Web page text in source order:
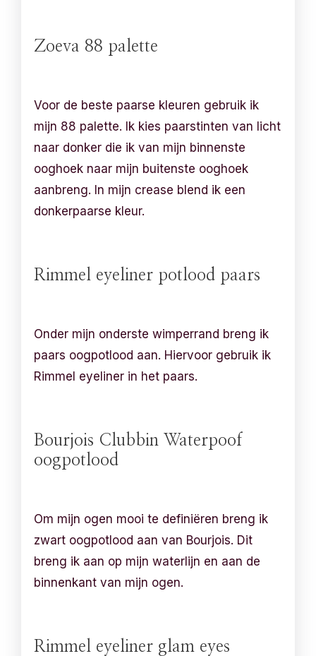
Zoeva 88 palette
Voor de beste paarse kleuren gebruik ik
mijn 88 palette. Ik kies paarstinten van licht
naar donker die ik van mijn binnenste
ooghoek naar mijn buitenste ooghoek
aanbreng. In mijn crease blend ik een
donkerpaarse kleur.
Rimmel eyeliner potlood paars
Onder mijn onderste wimperrand breng ik
paars oogpotlood aan. Hiervoor gebruik ik
Rimmel eyeliner in het paars.
Bourjois Clubbin Waterpoof
oogpotlood
Om mijn ogen mooi te definiëren breng ik
zwart oogpotlood aan van Bourjois. Dit
breng ik aan op mijn waterlijn en aan de
binnenkant van mijn ogen.
Rimmel eyeliner glam eyes